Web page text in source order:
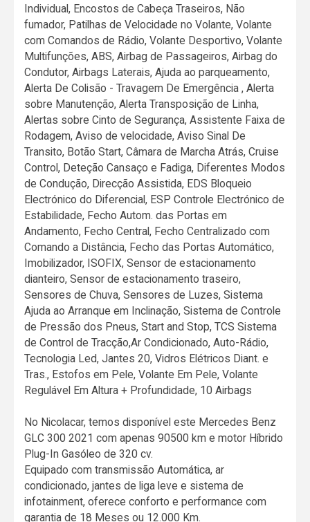
Individual, Encostos de Cabeça Traseiros, Não
fumador, Patilhas de Velocidade no Volante, Volante
com Comandos de Rádio, Volante Desportivo, Volante
Multifunções, ABS, Airbag de Passageiros, Airbag do
Condutor, Airbags Laterais, Ajuda ao parqueamento,
Alerta De Colisão - Travagem De Emergência , Alerta
sobre Manutenção, Alerta Transposição de Linha,
Alertas sobre Cinto de Segurança, Assistente Faixa de
Rodagem, Aviso de velocidade, Aviso Sinal De
Transito, Botão Start, Câmara de Marcha Atrás, Cruise
Control, Deteção Cansaço e Fadiga, Diferentes Modos
de Condução, Direcção Assistida, EDS Bloqueio
Electrónico do Diferencial, ESP Controle Electrónico de
Estabilidade, Fecho Autom. das Portas em
Andamento, Fecho Central, Fecho Centralizado com
Comando a Distância, Fecho das Portas Automático,
Imobilizador, ISOFIX, Sensor de estacionamento
dianteiro, Sensor de estacionamento traseiro,
Sensores de Chuva, Sensores de Luzes, Sistema
Ajuda ao Arranque em Inclinação, Sistema de Controle
de Pressão dos Pneus, Start and Stop, TCS Sistema
de Control de Tracção,Ar Condicionado, Auto-Rádio,
Tecnologia Led, Jantes 20, Vidros Elétricos Diant. e
Tras., Estofos em Pele, Volante Em Pele, Volante
Regulável Em Altura + Profundidade, 10 Airbags
No Nicolacar, temos disponível este Mercedes Benz
GLC 300 2021 com apenas 90500 km e motor Híbrido
Plug-In Gasóleo de 320 cv.
Equipado com transmissão Automática, ar
condicionado, jantes de liga leve e sistema de
infotainment, oferece conforto e performance com
garantia de 18 Meses ou 12.000 Km.